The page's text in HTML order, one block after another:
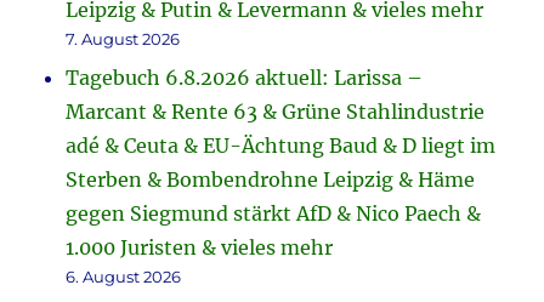
Leipzig & Putin & Levermann & vieles mehr
7. August 2026
Tagebuch 6.8.2026 aktuell: Larissa –
Marcant & Rente 63 & Grüne Stahlindustrie
adé & Ceuta & EU-Ächtung Baud & D liegt im
Sterben & Bombendrohne Leipzig & Häme
gegen Siegmund stärkt AfD & Nico Paech &
1.000 Juristen & vieles mehr
6. August 2026